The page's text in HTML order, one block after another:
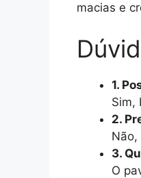
macias e
1.
Sim,
2.
3.
O